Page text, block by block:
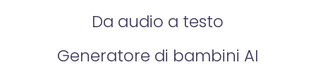
Da audio a testo
Generatore di bambini AI